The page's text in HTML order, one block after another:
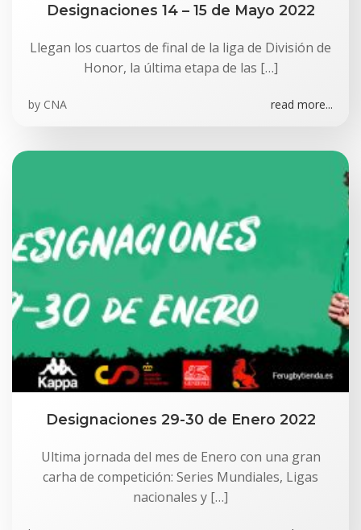
Designaciones 14 – 15 de Mayo 2022
Llegan los cuartos de final de la liga de División de
Honor, la última etapa de las […]
by CNA read more...
Designaciones 29-30 de Enero 2022
Ultima jornada del mes de Enero con una gran
carha de competición: Series Mundiales, Ligas
nacionales y […]